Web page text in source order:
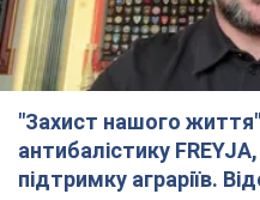
"Балістика вбиває
обговорити
Україною
Глава МЗС Польщі закликав
Україною
7,6 т.